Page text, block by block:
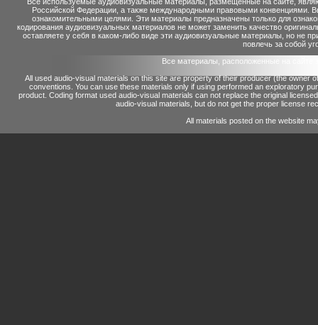
Российской Федерации, а также международными правовыми конвенциями.
ознакомительными целями. Эти материалы предназначены только для
кодирования аудиовизуальных материалов не может заменить качество
оставляете у себя в каком-либо виде эти аудиовизуальные материалы, но не
повлечь за собой
Все материалы, расположенные на сайте
All used audio-visual materials on this site are property of their producer (the owner
conventions. You can use these materials only if using performed an exploratory
product. Coding format used audio-visual materials can not replace the original
audio-visual materials, but do not get the proper license
All materials posted on the website